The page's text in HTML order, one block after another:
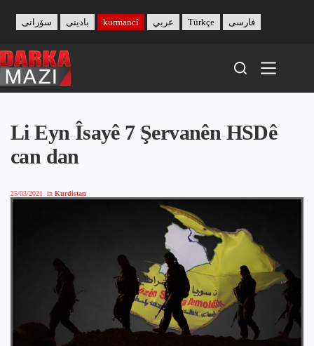
content
بادینی سۆرانی kurmancî عربي Türkçe فارسی
Li Eyn Îsayê 7 Şervanên HSDê
can dan
25/03/2021 in Kurdistan